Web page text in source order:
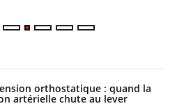
orthostatique : quand la
artérielle chute au lever